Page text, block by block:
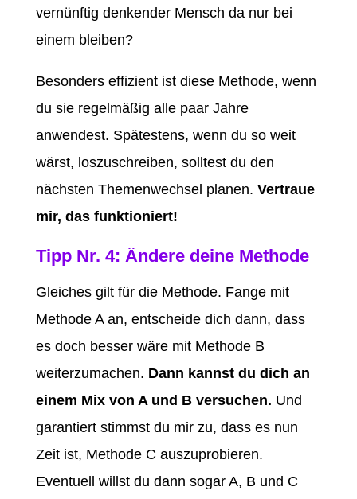
vernünftig denkender Mensch da nur bei
einem bleiben?
Besonders effizient ist diese Methode, wenn
du sie regelmäßig alle paar Jahre
anwendest. Spätestens, wenn du so weit
wärst, loszuschreiben, solltest du den
nächsten Themenwechsel planen. Vertraue
mir, das funktioniert!
Tipp Nr. 4: Ändere deine Methode
Gleiches gilt für die Methode. Fange mit
Methode A an, entscheide dich dann, dass
es doch besser wäre mit Methode B
weiterzumachen. Dann kannst du dich an
einem Mix von A und B versuchen. Und
garantiert stimmst du mir zu, dass es nun
Zeit ist, Methode C auszuprobieren.
Eventuell willst du dann sogar A, B und C